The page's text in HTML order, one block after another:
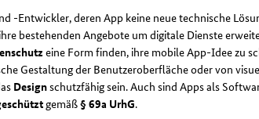
-Entwickler, deren App keine neue technische
bestehenden Angebote um digitale Dienste
eine Form finden, ihre mobile App-Idee zu
Gestaltung der Benutzeroberfläche oder von
Designschutzfähig sein. Auch sind Apps als
gemäß§ 69a UrhG.